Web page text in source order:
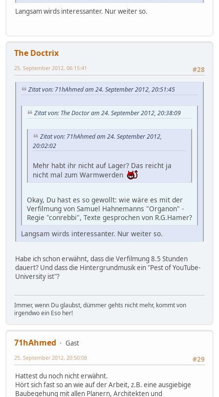
Langsam wirds interessanter. Nur weiter so.
The Doctrix
#28
25. September 2012, 06:15:41
Zitat von: 71hAhmed am 24. September 2012, 20:51:45
Zitat von: The Doctor am 24. September 2012, 20:38:09
Zitat von: 71hAhmed am 24. September 2012,
20:02:02
Mehr habt ihr nicht auf Lager? Das reicht ja
nicht mal zum Warmwerden
Okay, Du hast es so gewollt: wie wäre es mit der
Verfilmung von Samuel Hahnemanns "Organon" -
Regie "conrebbi", Texte gesprochen von R.G.Hamer?
Langsam wirds interessanter. Nur weiter so.
Habe ich schon erwähnt, dass die Verfilmung 8.5 Stunden
dauert? Und dass die Hintergrundmusik ein "Pest of YouTube-
University ist"?
Immer, wenn Du glaubst, dümmer gehts nicht mehr, kommt von
irgendwo ein Eso her!
71hAhmed
Gast
#29
25. September 2012, 20:50:08
Hattest du noch nicht erwähnt.
Hört sich fast so an wie auf der Arbeit, z.B. eine ausgiebige
Baubegehung mit allen Planern, Architekten und